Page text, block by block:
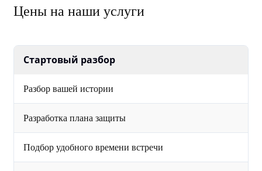
Цены на наши услуги
Стартовый разбор
Разбор вашей истории
Разработка плана защиты
Подбор удобного времени встречи